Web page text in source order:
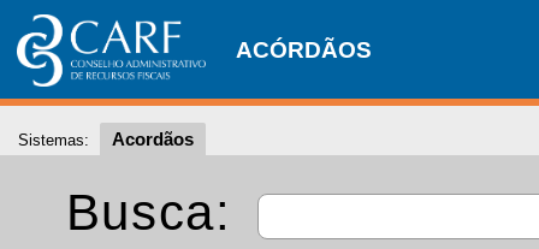
ACÓRDÃOS
Sistemas: Acordãos
Busca: